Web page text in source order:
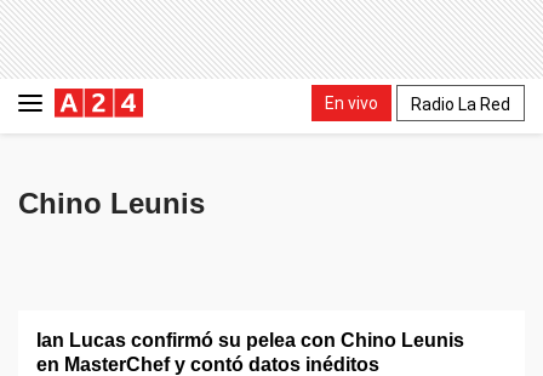
En vivo Radio La Red
Chino Leunis
Ian Lucas confirmó su pelea con Chino Leunis
en MasterChef y contó datos inéditos